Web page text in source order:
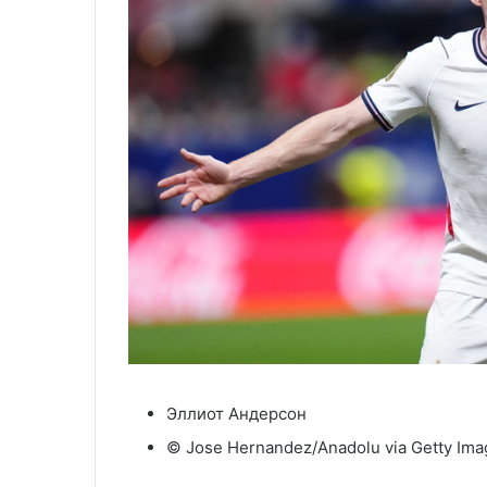
Эллиот Андерсон
© Jose Hernandez/Anadolu via Getty